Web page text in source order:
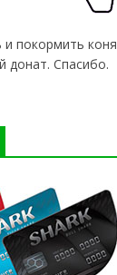
покормить коня
донат. Спасибо.